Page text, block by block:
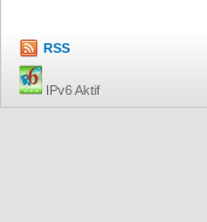
RSS
IPv6 Aktif